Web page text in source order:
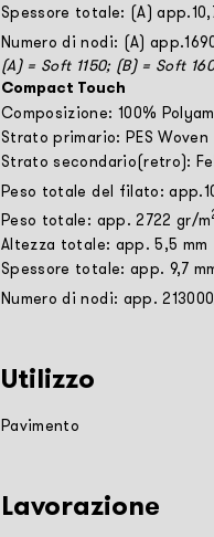
Spessore totale: (A)
Numero di nodi: (A)
(A) = Soft 1150; (B) = Soft
Compact Touch
Composizione: 100%
Strato primario: PES Woven
Strato secondario(retro):
Peso totale del filato:
Peso totale: app. 2722 gr/m
Altezza totale: app. 5,5 mm
Spessore totale: app. 9,7
Numero di nodi: app.
Utilizzo
Pavimento
Lavorazione